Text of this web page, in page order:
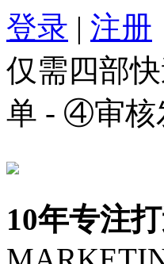
登录 | 注册
仅需四部
单 - ④审核
10年专注